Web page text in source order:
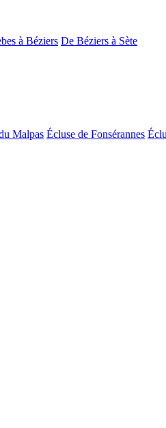
à Béziers De Béziers à Sète
Malpas Écluse de Fonsérannes